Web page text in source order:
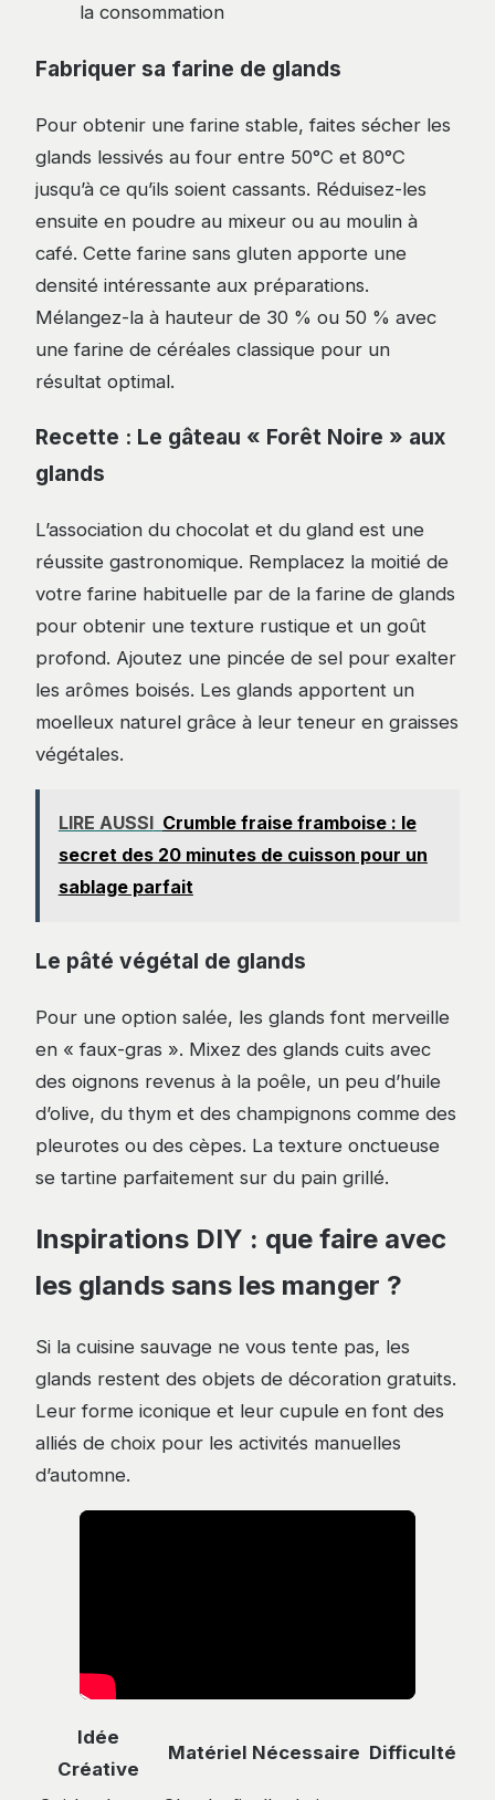
la consommation
Fabriquer sa farine de glands
Pour obtenir une farine stable, faites sécher les
glands lessivés au four entre 50°C et 80°C
jusqu’à ce qu’ils soient cassants. Réduisez-les
ensuite en poudre au mixeur ou au moulin à
café. Cette farine sans gluten apporte une
densité intéressante aux préparations.
Mélangez-la à hauteur de 30 % ou 50 % avec
une farine de céréales classique pour un
résultat optimal.
Recette : Le gâteau « Forêt Noire » aux
glands
L’association du chocolat et du gland est une
réussite gastronomique. Remplacez la moitié de
votre farine habituelle par de la farine de glands
pour obtenir une texture rustique et un goût
profond. Ajoutez une pincée de sel pour exalter
les arômes boisés. Les glands apportent un
moelleux naturel grâce à leur teneur en graisses
végétales.
LIRE AUSSI Crumble fraise framboise : le
secret des 20 minutes de cuisson pour un
sablage parfait
Le pâté végétal de glands
Pour une option salée, les glands font merveille
en « faux-gras ». Mixez des glands cuits avec
des oignons revenus à la poêle, un peu d’huile
d’olive, du thym et des champignons comme des
pleurotes ou des cèpes. La texture onctueuse
se tartine parfaitement sur du pain grillé.
Inspirations DIY : que faire avec
les glands sans les manger ?
Si la cuisine sauvage ne vous tente pas, les
glands restent des objets de décoration gratuits.
Leur forme iconique et leur cupule en font des
alliés de choix pour les activités manuelles
d’automne.
Idée
Créative
Matériel Nécessaire Difficulté